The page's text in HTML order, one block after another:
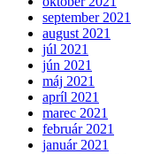
september 2021
august 2021
júl 2021
jún 2021
máj 2021
apríl 2021
marec 2021
február 2021
január 2021